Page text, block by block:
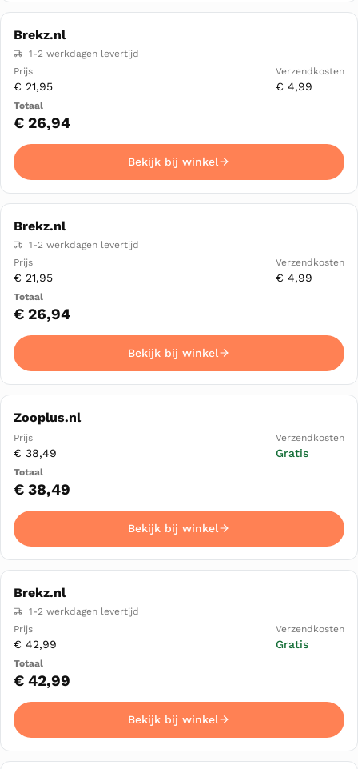
Brekz.nl
1-2 werkdagen levertijd
€ 21,95 € 4,99
€ 26,94
Bekijk bij winkel
Brekz.nl
1-2 werkdagen levertijd
€ 21,95 € 4,99
€ 26,94
Bekijk bij winkel
Zooplus.nl
€ 38,49 Gratis
€ 38,49
Bekijk bij winkel
Brekz.nl
1-2 werkdagen levertijd
€ 42,99 Gratis
€ 42,99
Bekijk bij winkel